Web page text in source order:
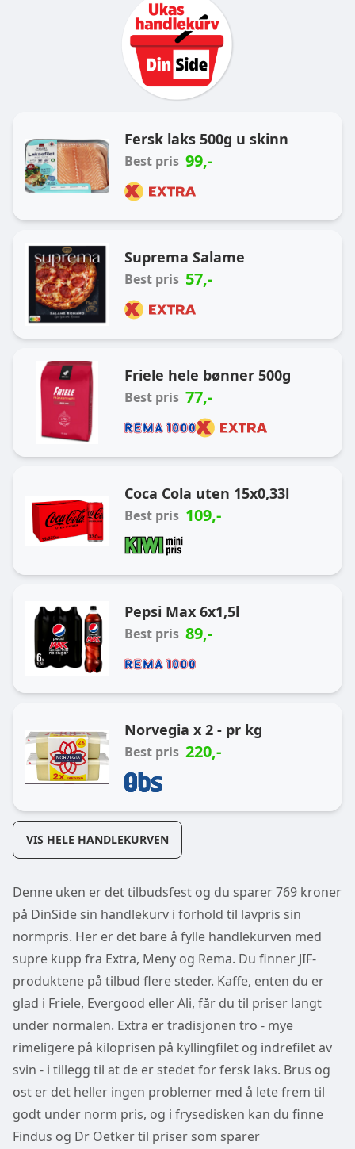
Fersk laks 500g u skinn
Best pris 99,-
Suprema Salame
Best pris 57,-
Friele hele bønner 500g
Best pris 77,-
Coca Cola uten 15x0,33l
Best pris 109,-
Pepsi Max 6x1,5l
Best pris 89,-
Norvegia x 2 - pr kg
Best pris 220,-
VIS HELE HANDLEKURVEN
Denne uken er det tilbudsfest og du sparer 769 kroner
på DinSide sin handlekurv i forhold til lavpris sin
normpris. Her er det bare å fylle handlekurven med
supre kupp fra Extra, Meny og Rema. Du finner JIF-
produktene på tilbud flere steder. Kaffe, enten du er
glad i Friele, Evergood eller Ali, får du til priser langt
under normalen. Extra er tradisjonen tro - mye
rimeligere på kiloprisen på kyllingfilet og indrefilet av
svin - i tillegg til at de er stedet for fersk laks. Brus og
ost er det heller ingen problemer med å lete frem til
godt under norm pris, og i frysedisken kan du finne
Findus og Dr Oetker til priser som sparer